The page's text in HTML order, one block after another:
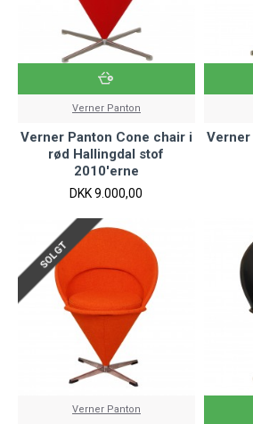
Verner Panton
Verner Panton Cone chair i
rød Hallingdal stof
2010'erne
DKK 9.000,00
Verner
SOLGT
Verner Panton